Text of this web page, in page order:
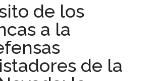
de los
a la
de la